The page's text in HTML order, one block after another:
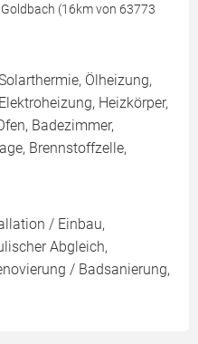
(16km von 63773
Ölheizung,
Heizkörper,
Badezimmer,
Brennstoffzelle,
/ Einbau,
Abgleich,
/ Badsanierung,